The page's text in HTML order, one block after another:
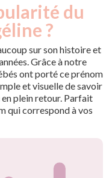
du
?
sur son histoire et
Grâce à notre
ont porté ce prénom
et visuelle de savoir
plein retour. Parfait
qui correspond à vos